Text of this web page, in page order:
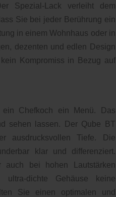
Spezial-Lack verleiht dem
Sie bei jeder Berührung ein
in einem Wohnhaus oder in
dezenten und edlen Design
Kompromiss in Bezug auf
Chefkoch ein Menü. Das
sehen lassen. Der Qube BT
ausdrucksvollen Tiefe. Die
klar und differenziert.
bei hohen Lautstärken
dichte Gehäuse keine
Sie einen optimalen und